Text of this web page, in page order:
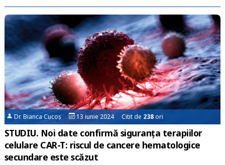
Dr. Bianca Cucoș 13 iunie 2024 Citit de 238ori
STUDIU. Noi date confirmă siguranța terapiilor
celulare CAR-T: riscul de cancere hematologice
secundare este scăzut